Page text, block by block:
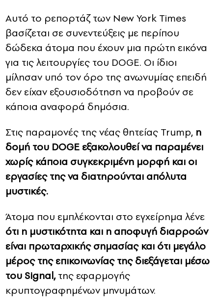
Αυτό το ρεπορτάζ των New York Times
βασίζεται σε συνεντεύξεις με περίπου
δώδεκα άτομα που έχουν μια πρώτη εικόνα
για τις λειτουργίες του DOGE. Οι ίδιοι
μίλησαν υπό τον όρο της ανωνυμίας επειδή
δεν είχαν εξουσιοδότηση να προβούν σε
κάποια αναφορά δημόσια.
Στις παραμονές της νέας θητείας Trump, η
δομή του DOGE εξακολουθεί να παραμένει
χωρίς κάποια συγκεκριμένη μορφή και οι
εργασίες της να διατηρούνται απόλυτα
μυστικές.
Άτομα που εμπλέκονται στο εγχείρημα λένε
ότι η μυστικότητα και η αποφυγή διαρροών
είναι πρωταρχικής σημασίας και ότι μεγάλο
μέρος της επικοινωνίας της διεξάγεται μέσω
του Signal,της εφαρμογής
κρυπτογραφημένων μηνυμάτων.